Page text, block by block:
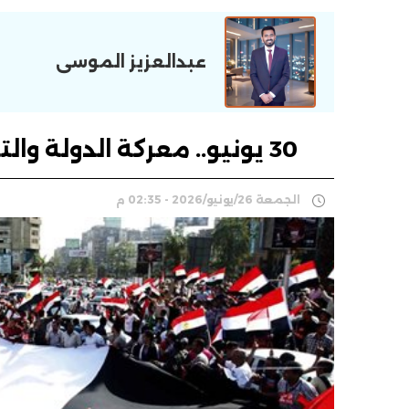
عبدالعزيز الموسى
30 يونيو.. معركة الدولة والتنظيم فى مصر الحديثة
الجمعة 26/يونيو/2026 - 02:35 م